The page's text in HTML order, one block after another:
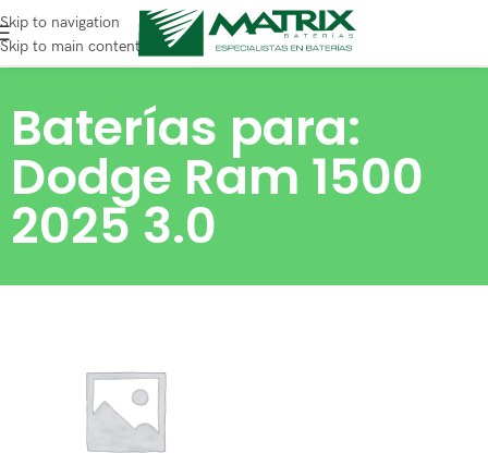
Skip to navigation
Skip to main content
Baterías para:
Dodge Ram 1500
2025 3.0